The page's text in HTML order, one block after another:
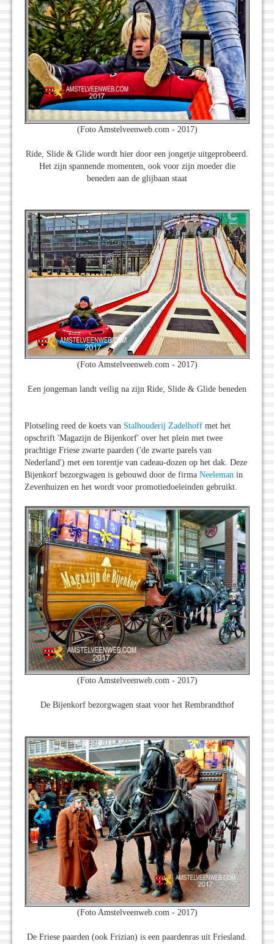
(Foto Amstelveenweb.com - 2017)
Ride, Slide & Glide wordt hier door een jongetje uitgeprobeerd.
Het zijn spannende momenten, ook voor zijn moeder die
beneden aan de glijbaan staat
(Foto Amstelveenweb.com - 2017)
Een jongeman landt veilig na zijn Ride, Slide & Glide beneden
Plotseling reed de koets van Stalhouderij Zadelhoff met het
opschrift 'Magazijn de Bijenkorf' over het plein met twee
prachtige Friese zwarte paarden ('de zwarte parels van
Nederland') met een torentje van cadeau-dozen op het dak. Deze
Bijenkorf bezorgwagen is gebouwd door de firma Neeleman in
Zevenhuizen en het wordt voor promotiedoeleinden gebruikt.
(Foto Amstelveenweb.com - 2017)
De Bijenkorf bezorgwagen staat voor het Rembrandthof
(Foto Amstelveenweb.com - 2017)
De Friese paarden (ook Frizian) is een paardenras uit Friesland.